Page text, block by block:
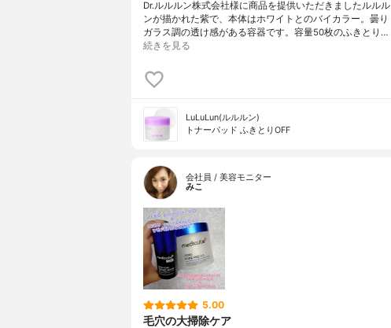
Dr.ルルルン株式会社様に商品を提供いただきましたルルル
ンが描かれた紫で、本体はホワイトとのバイカラー。曇り
ガラス調の透け感がある容器です。容量50枚のふきとり…
続きを見る
LuLuLun(ルルルン)
トナーパッド ふきとりOFF
会社員 / 美容モニター
みこ
5.00
毛穴の大掃除ケア